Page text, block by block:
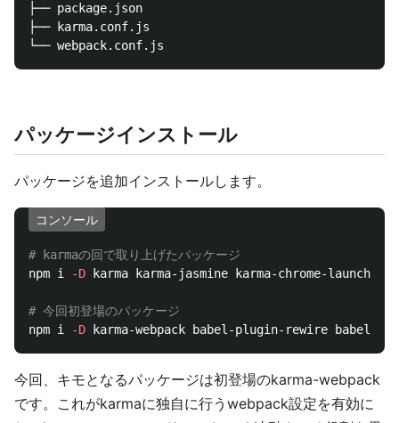
├── package.json
├── karma.conf.js
パッケージインストール
パッケージを追加インストールします。
コンソール
# karmaの回で取り上げたパッケージ
npm i
-D karma karma-jasmine karma-chrome-
# 今回初登場のパッケージ
npm i
-D
今回、キモとなるパッケージは初登場のkarma-webpack
です。これがkarmaに独自に行うwebpack設定を有効に